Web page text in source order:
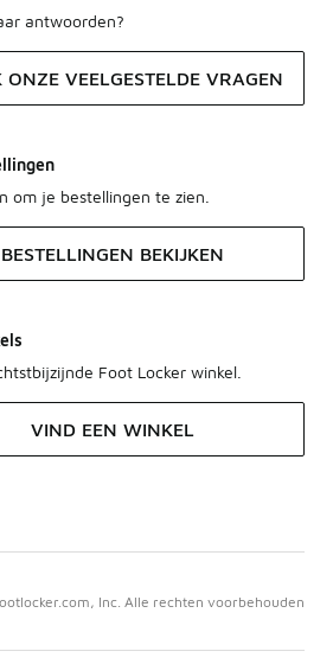
antwoorden?
ONZE VEELGESTELDE VRAGEN
om je bestellingen te zien.
BESTELLINGEN BEKIJKEN
Foot Locker winkel.
VIND EEN WINKEL
Inc. Alle rechten voorbehouden